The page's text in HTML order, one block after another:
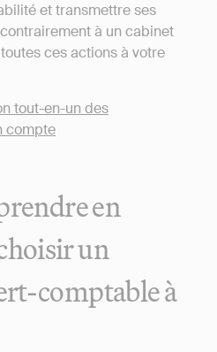
et transmettre ses
à un cabinet
ces actions à votre
en
un
comptable à